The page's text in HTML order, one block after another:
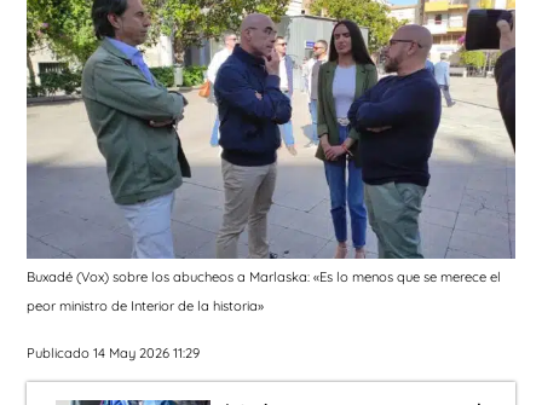
Buxadé (Vox) sobre los abucheos a Marlaska: «Es lo menos que se merece el
peor ministro de Interior de la historia»
Publicado 14 May 2026 11:29